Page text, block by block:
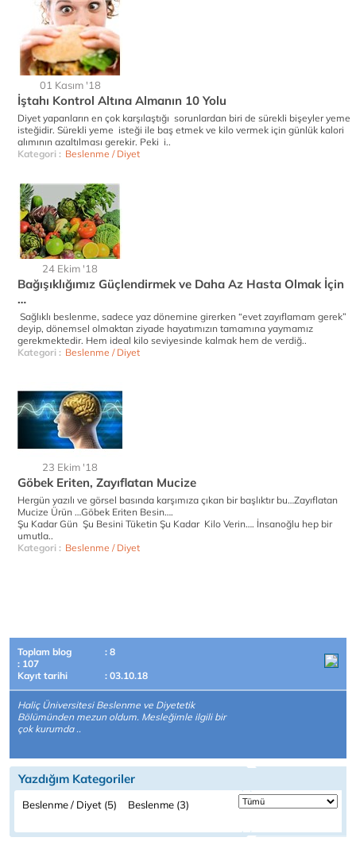
01 Kasım '18
İştahı Kontrol Altına Almanın 10 Yolu
Diyet yapanların en çok karşılaştığı sorunlardan biri de sürekli bişeyler yeme
isteğidir. Sürekli yeme isteği ile baş etmek ve kilo vermek için günlük kalori
alımının azaltılması gerekir. Peki i..
Kategori : Beslenme / Diyet
24 Ekim '18
Bağışıklığımız Güçlendirmek ve Daha Az Hasta Olmak İçin
…
Sağlıklı beslenme, sadece yaz dönemine girerken “evet zayıflamam gerek”
deyip, dönemsel olmaktan ziyade hayatımızın tamamına yaymamız
gerekmektedir. Hem ideal kilo seviyesinde kalmak hem de verdiğ..
Kategori : Beslenme / Diyet
23 Ekim '18
Göbek Eriten, Zayıflatan Mucize
Hergün yazılı ve görsel basında karşımıza çıkan bir başlıktır bu…Zayıflatan
Mucize Ürün …Göbek Eriten Besin….
Şu Kadar Gün Şu Besini Tüketin Şu Kadar Kilo Verin…. İnsanoğlu hep bir
umutla..
Kategori : Beslenme / Diyet
Toplam blog
: 8
: 107
Kayıt tarihi
: 03.10.18
Haliç Üniversitesi Beslenme ve Diyetetik
Bölümünden mezun oldum. Mesleğimle ilgili bir
çok kurumda ..
Yazdığım Kategoriler
Beslenme / Diyet (5) Beslenme (3)